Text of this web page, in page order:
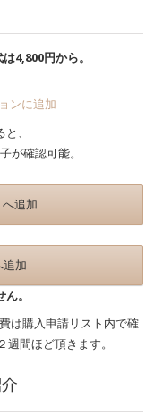
4,800円から。
ンに追加
、
が確認可能。
追加
加
。
は購入申請リスト内で確
間ほど頂きます。